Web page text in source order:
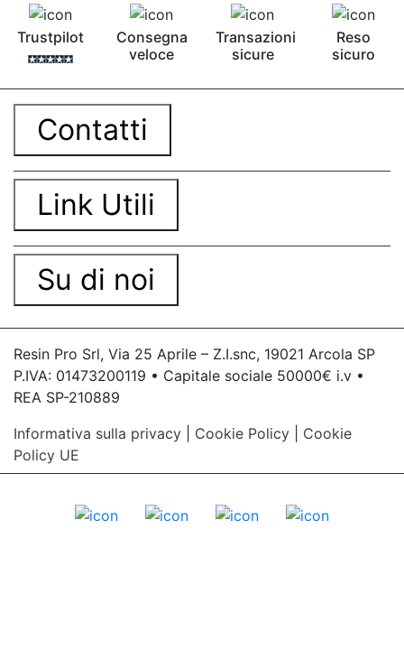
Trustpilot
Consegna
veloce
Transazioni
sicure
Reso
sicuro
Contatti
Link Utili
Su di noi
Resin Pro Srl, Via 25 Aprile – Z.I.snc, 19021 Arcola SP
P.IVA: 01473200119 • Capitale sociale 50000€ i.v •
REA SP-210889
Informativa sulla privacy
Cookie Policy
Cookie
Policy UE